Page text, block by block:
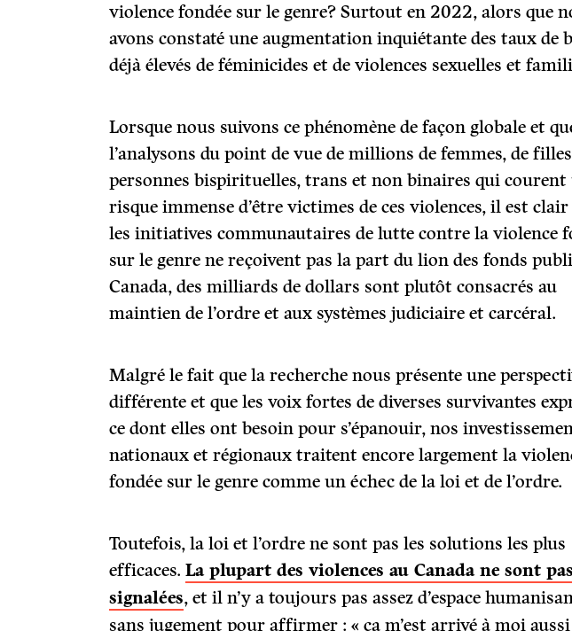
violence fondée sur le genre? Surtout en 2022, alors que
avons constaté une augmentation inquiétante des taux de
déjà élevés de féminicides et de violences sexuelles et
Lorsque nous suivons ce phénomène de façon globale et
l’analysons du point de vue de millions de femmes, de
personnes bispirituelles, trans et non binaires qui courent
risque immense d’être victimes de ces violences, il est clair
les initiatives communautaires de lutte contre la violence
sur le genre ne reçoivent pas la part du lion des fonds
Canada, des milliards de dollars sont plutôt consacrés au
maintien de l’ordre et aux systèmes judiciaire et carcéral.
Malgré le fait que la recherche nous présente une
différente et que les voix fortes de diverses survivantes
ce dont elles ont besoin pour s’épanouir, nos
nationaux et régionaux traitent encore largement la
fondée sur le genre comme un échec de la loi et de l’ordre.
Toutefois, la loi et l’ordre ne sont pas les solutions les plus
efficaces.La plupart des violences au Canada ne sont pas
signalées, et il n’y a toujours pas assez d’espace
sans jugement pour affirmer : « ça m’est arrivé à moi aussi